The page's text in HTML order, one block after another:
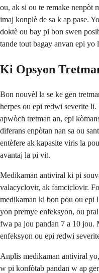
ou, ak si ou te remake nenpòt
imaj konplè de sa k ap pase.
doktè ou bay pi bon swen
tande tout bagay anvan epi yo
Ki Opsyon
Bon nouvèl la se ke gen
herpes ou epi redwi severite
apwòch tretman an, epi
diferans enpòtan nan sa ou
entèfere ak kapasite viris la
avantaj la pi vit.
Medikaman antiviral ki pi
valacyclovir, ak famciclovir.
medikaman ki bon pou ou epi
yon premye enfeksyon, ou
fwa pa jou pandan 7 a 10 jou.
enfeksyon ou epi redwi
Anplis medikaman antiviral
w pi konfòtab pandan w ap